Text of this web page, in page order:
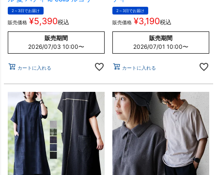
2～3日でお届け
販売価格 ¥5,390税込
販売期間
2026/07/03 10:00〜
カートに入れる
2～3日でお届け
販売価格 ¥3,190税込
販売期間
2026/07/01 10:00〜
カートに入れる